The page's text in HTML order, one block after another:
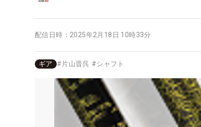
配信日時： 2025年2月18日 10時33分
ギア #片山晋呉 #シャフト